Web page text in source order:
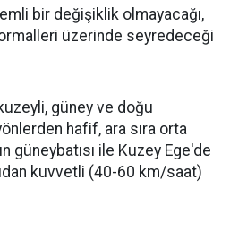
bir değişiklik olmayacağı,
üzerinde seyredeceği
güney ve doğu
hafif, ara sıra orta
güneybatısı ile Kuzey Ege'de
kuvvetli (40-60 km/saat)